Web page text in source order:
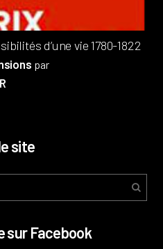
d’une vie 1780-1822
par
site
sur Facebook